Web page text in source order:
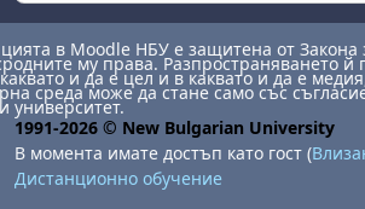
в Moodle НБУ е защитена от Закона
му права. Разпространяването й
и да е цел и в каквато и да е
среда може да стане само със
университет.
1991-2026 © New Bulgarian University
В момента имате достъп като гост (
Дистанционно обучение